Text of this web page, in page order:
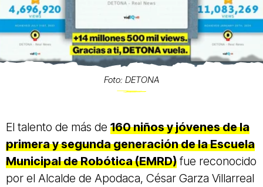
Foto: DETONA
El talento de más de 160 niños y jóvenes de la
primera y segunda generación de la Escuela
Municipal de Robótica (EMRD) fue reconocido
por el Alcalde de Apodaca, César Garza Villarreal